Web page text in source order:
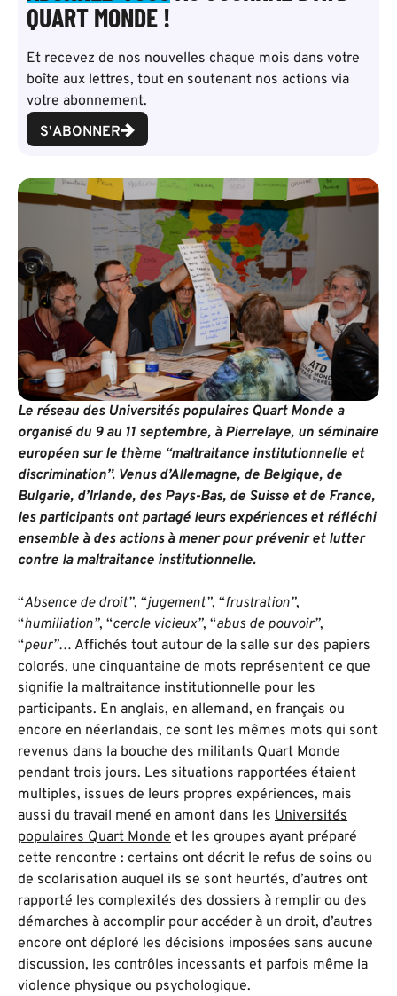
QUART MONDE !
Et recevez de nos nouvelles chaque mois dans votre
boîte aux lettres, tout en soutenant nos actions via
votre abonnement.
S'ABONNER
Le réseau des Universités populaires Quart Monde a
organisé du 9 au 11 septembre, à Pierrelaye, un séminaire
européen sur le thème “maltraitance institutionnelle et
discrimination”. Venus d’Allemagne, de Belgique, de
Bulgarie, d’Irlande, des Pays-Bas, de Suisse et de France,
les participants ont partagé leurs expériences et réfléchi
ensemble à des actions à mener pour prévenir et lutter
contre la maltraitance institutionnelle.
“Absence de droit”, “jugement”, “frustration”,
“humiliation”, “cercle vicieux”, “abus de pouvoir”,
“peur”… Affichés tout autour de la salle sur des papiers
colorés, une cinquantaine de mots représentent ce que
signifie la maltraitance institutionnelle pour les
participants. En anglais, en allemand, en français ou
encore en néerlandais, ce sont les mêmes mots qui sont
revenus dans la bouche des militants Quart Monde
pendant trois jours. Les situations rapportées étaient
multiples, issues de leurs propres expériences, mais
aussi du travail mené en amont dans les Universités
populaires Quart Monde et les groupes ayant préparé
cette rencontre : certains ont décrit le refus de soins ou
de scolarisation auquel ils se sont heurtés, d’autres ont
rapporté les complexités des dossiers à remplir ou des
démarches à accomplir pour accéder à un droit, d’autres
encore ont déploré les décisions imposées sans aucune
discussion, les contrôles incessants et parfois même la
violence physique ou psychologique.